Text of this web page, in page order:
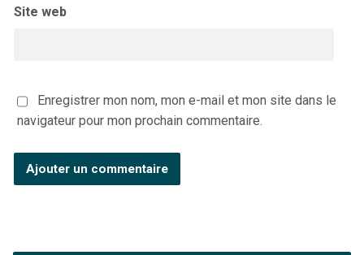
Site web
Enregistrer mon nom, mon e-mail et mon site dans le
navigateur pour mon prochain commentaire.